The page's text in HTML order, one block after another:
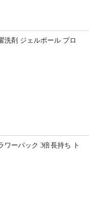
洗剤 ジェルボール プロ
ワーパック 3倍長持ち ト